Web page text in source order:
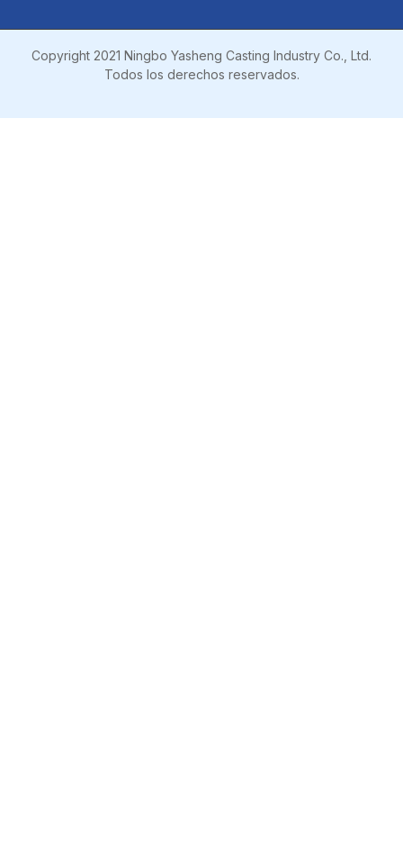
Copyright 2021 Ningbo Yasheng Casting Industry Co., Ltd.
Todos los derechos reservados.